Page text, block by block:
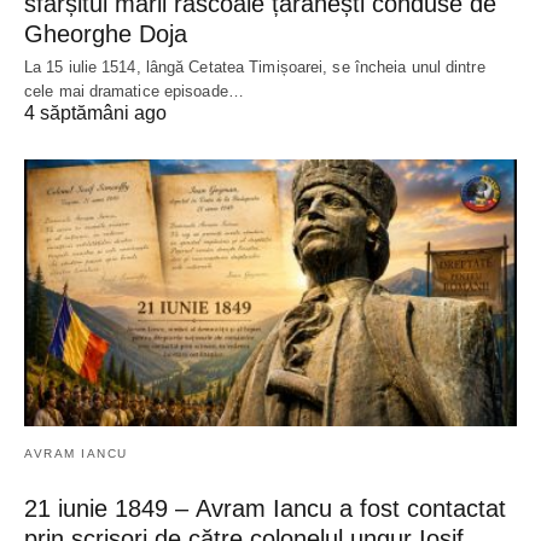
Gheorghe Doja
La 15 iulie 1514, lângă Cetatea Timișoarei, se încheia unul dintre
cele mai dramatice episoade…
4 săptămâni ago
AVRAM IANCU
21 iunie 1849 – Avram Iancu a fost contactat